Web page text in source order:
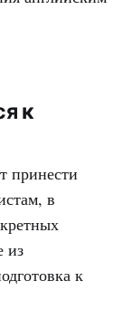
к
принести
в
из
к